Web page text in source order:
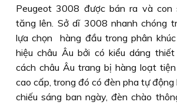
Peugeot 3008 được bán ra và con
tăng lên. Sở dĩ 3008 nhanh chóng
lựa chọn hàng đầu trong phân
hiệu châu Âu bởi có kiểu dáng
cách châu Âu trang bị hàng loạt
cao cấp, trong đó có đèn pha tự
chiếu sáng ban ngày, đèn chào